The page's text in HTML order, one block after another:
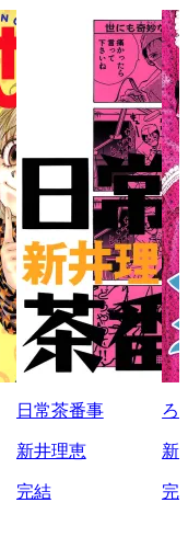
日常茶番事
新井理恵
完結
ろ
新
完